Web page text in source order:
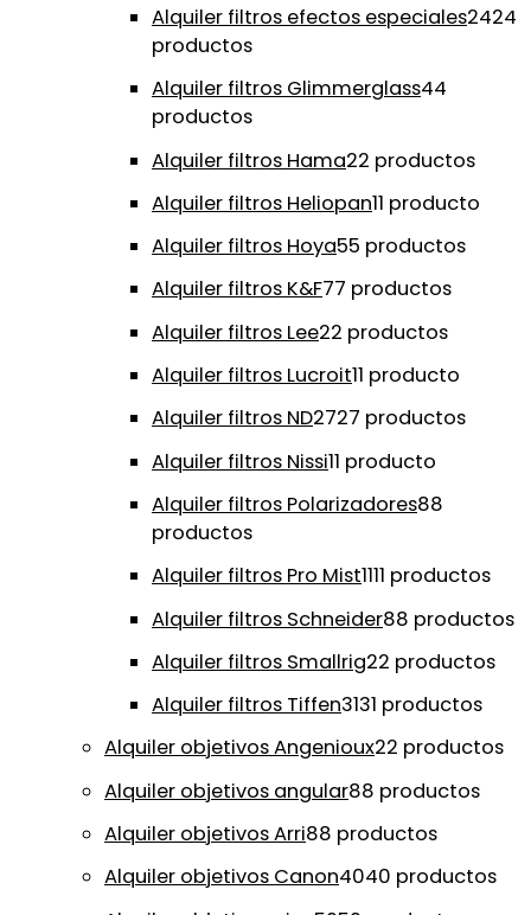
Alquiler filtros efectos especiales2424
productos
Alquiler filtros Glimmerglass44
productos
Alquiler filtros Hama22 productos
Alquiler filtros Heliopan11 producto
Alquiler filtros Hoya55 productos
Alquiler filtros K&F77 productos
Alquiler filtros Lee22 productos
Alquiler filtros Lucroit11 producto
Alquiler filtros ND2727 productos
Alquiler filtros Nissi11 producto
Alquiler filtros Polarizadores88
productos
Alquiler filtros Pro Mist1111 productos
Alquiler filtros Schneider88 productos
Alquiler filtros Smallrig22 productos
Alquiler filtros Tiffen3131 productos
Alquiler objetivos Angenioux22 productos
Alquiler objetivos angular88 productos
Alquiler objetivos Arri88 productos
Alquiler objetivos Canon4040 productos